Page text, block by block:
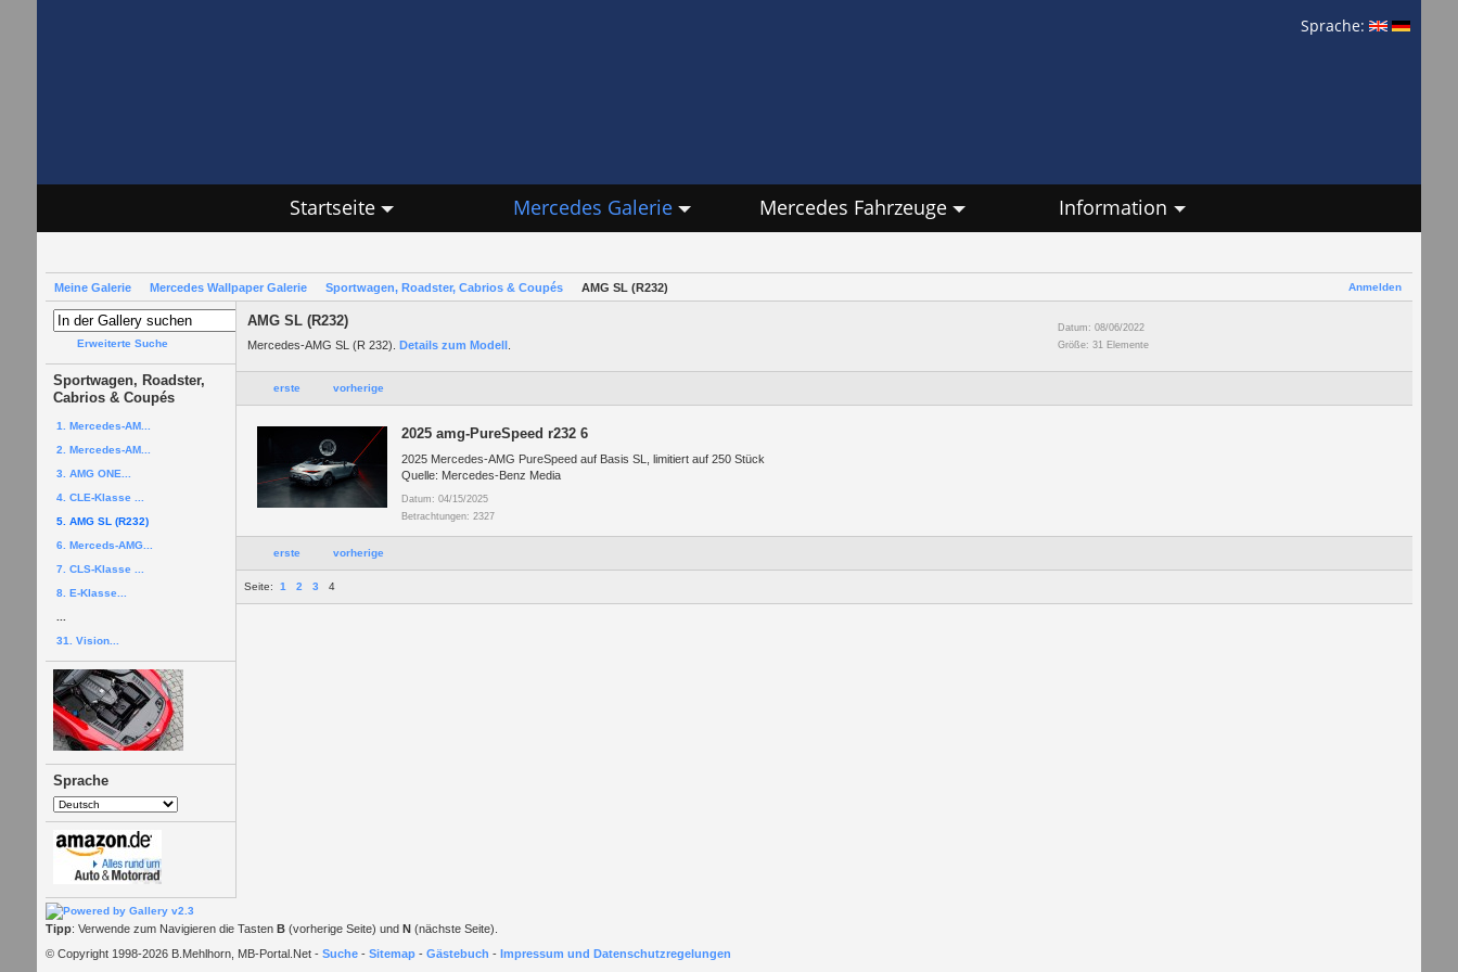
Sprache:
Startseite Mercedes Galerie Mercedes Fahrzeuge Information
Anmelden
Meine Galerie Mercedes Wallpaper Galerie Sportwagen, Roadster, Cabrios & Coupés AMG SL (R232)
Erweiterte Suche
Sportwagen, Roadster,
Cabrios & Coupés
1. Mercedes-AM...
2. Mercedes-AM...
3. AMG ONE...
4. CLE-Klasse ...
5. AMG SL (R232)
6. Merceds-AMG...
7. CLS-Klasse ...
8. E-Klasse...
31. Vision...
Sprache
AMG SL (R232)
Mercedes-AMG SL (R 232). Details zum Modell.
Datum: 08/06/2022
Größe: 31 Elemente
erste vorherige
2025 amg-PureSpeed r232 6
2025 Mercedes-AMG PureSpeed auf Basis SL, limitiert auf 250 Stück
Quelle: Mercedes-Benz Media
Datum: 04/15/2025
Betrachtungen: 2327
erste vorherige
Seite: 1 2 3 4
Tipp: Verwende zum Navigieren die Tasten B(vorherige Seite) und N(nächste Seite).
© Copyright 1998-2026 B.Mehlhorn, MB-Portal.Net - Suche- Sitemap- Gästebuch - Impressum und Datenschutzregelungen